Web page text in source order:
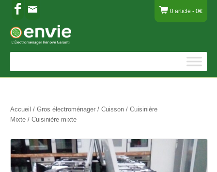
0 article - 0€
Accueil /Gros électroménager /Cuisson /Cuisinière
Mixte / Cuisinière mixte